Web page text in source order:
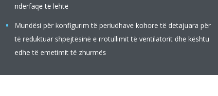
ndërfaqe të lehtë
Mundësi për konfigurim të periudhave kohore të detajuara për
të reduktuar shpejtësinë e rrotullimit të ventilatorit dhe kështu
edhe të emetimit të zhurmës